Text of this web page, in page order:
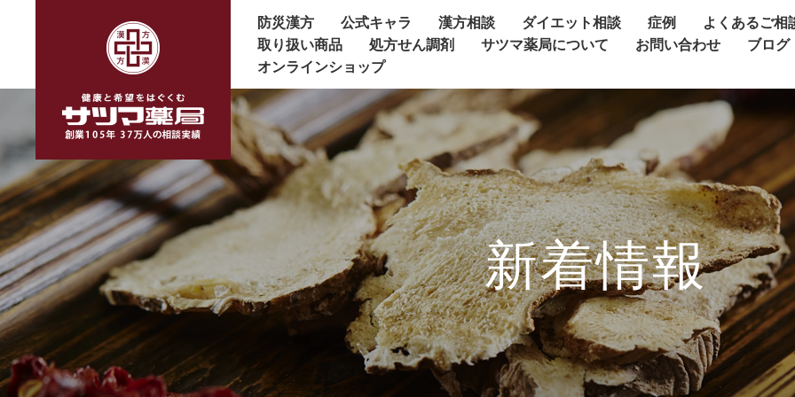
防災漢方 公式キャラ 漢方相談 ダイエット相談 症例
よくあるご相
取り扱い商品
処方せん調剤 サツマ薬局について お問い合わせ
ブログ
オンラインショップ
新着情報